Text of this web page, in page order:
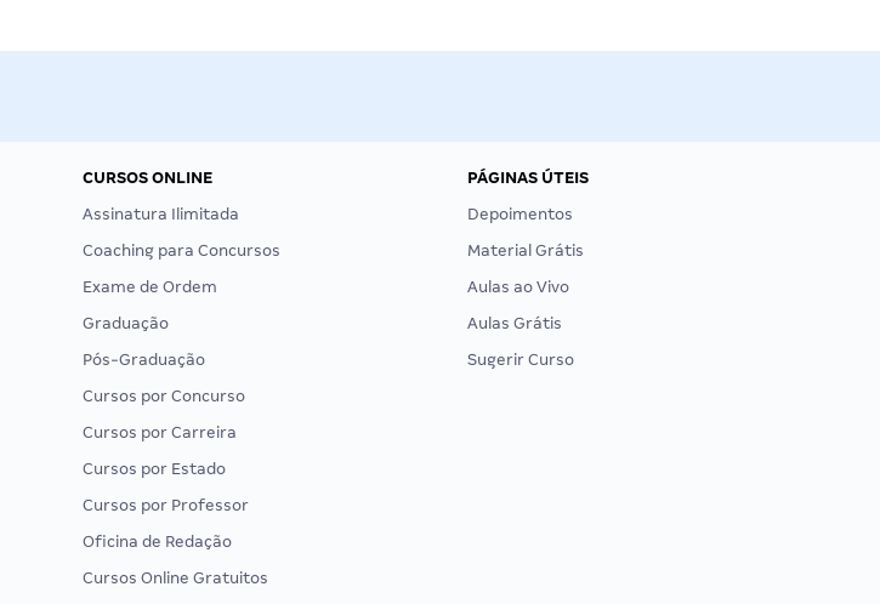
CURSOS ONLINE
Assinatura Ilimitada
Coaching para Concursos
Exame de Ordem
Graduação
Pós-Graduação
Cursos por Concurso
Cursos por Carreira
Cursos por Estado
Cursos por Professor
Oficina de Redação
Cursos Online Gratuitos
PÁGINAS ÚTEIS
Depoimentos
Material Grátis
Aulas ao Vivo
Aulas Grátis
Sugerir Curso